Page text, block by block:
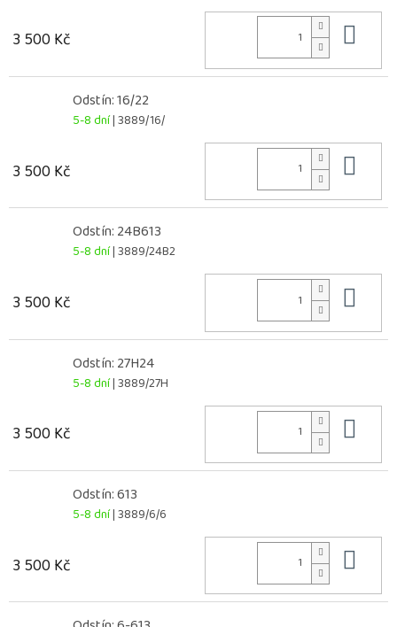
3 500 Kč
Odstín: 16/22
5-8 dní| 3889/16/
3 500 Kč
Odstín: 24B613
5-8 dní| 3889/24B2
3 500 Kč
Odstín: 27H24
5-8 dní| 3889/27H
3 500 Kč
Odstín: 613
5-8 dní| 3889/6/6
3 500 Kč